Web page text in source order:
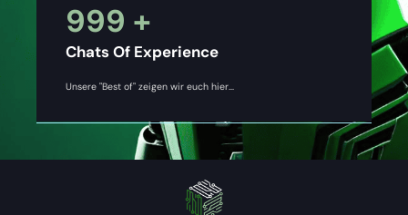
999 +
Chats Of Experience
Unsere "Best of" zeigen wir euch hier...